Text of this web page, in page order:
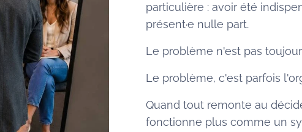
particulière : avoir été
présent·e nulle part.
Le problème n'est pas
Le problème, c'est parfois
Quand tout remonte au
fonctionne plus comme un